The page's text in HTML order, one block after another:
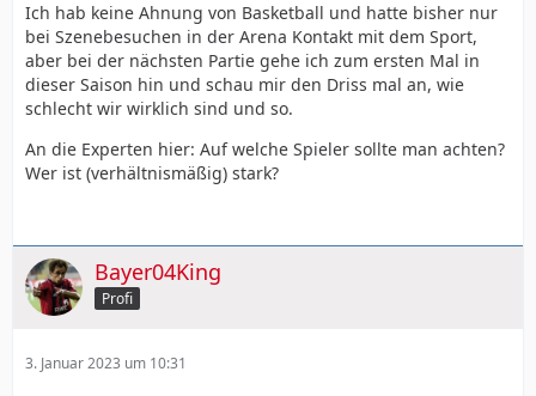
Ich hab keine Ahnung von Basketball und hatte bisher nur
bei Szenebesuchen in der Arena Kontakt mit dem Sport,
aber bei der nächsten Partie gehe ich zum ersten Mal in
dieser Saison hin und schau mir den Driss mal an, wie
schlecht wir wirklich sind und so.
An die Experten hier: Auf welche Spieler sollte man achten?
Wer ist (verhältnismäßig) stark?
Bayer04King
Profi
3. Januar 2023 um 10:31